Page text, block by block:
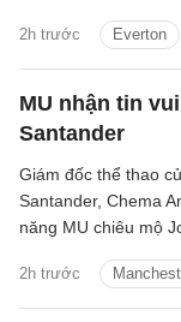
2h trước Everton
MU nhận tin
Santander
2h trước
Giám đốc thể thao
Santander, Chema
năng MU chiêu mộ
các ông lớn tiếp cận.